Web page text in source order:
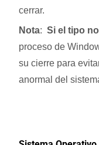
cerrar.
Nota: Si el tipo
proceso de
su cierre para
anormal del